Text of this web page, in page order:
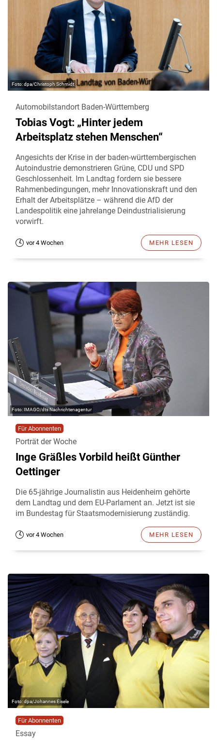
dpa/Christoph Schmidt
Automobilstandort Baden-Württemberg
Tobias Vogt: „Hinter jedem
Arbeitsplatz stehen Menschen“
Angesichts der Krise in der baden-württembergischen
Autoindustrie demonstrieren Grüne, CDU und SPD
Geschlossenheit. Im Landtag fordern sie bessere
Rahmenbedingungen, mehr Innovationskraft und den
Erhalt der Arbeitsplätze – während die AfD der
Landespolitik eine jahrelange Deindustrialisierung
vorwirft.
vor 4 Wochen MEHR LESEN
IMAGO/dts Nachrichtenagentur
Für Abonnenten
Porträt der Woche
Inge Gräßles Vorbild heißt Günther
Oettinger
Die 65-jährige Journalistin aus Heidenheim gehörte
dem Landtag und dem EU-Parlament an. Jetzt ist sie
im Bundestag für Staatsmodernisierung zuständig.
vor 4 Wochen MEHR LESEN
dpa/Johannes Eisele
Für Abonnenten
Essay